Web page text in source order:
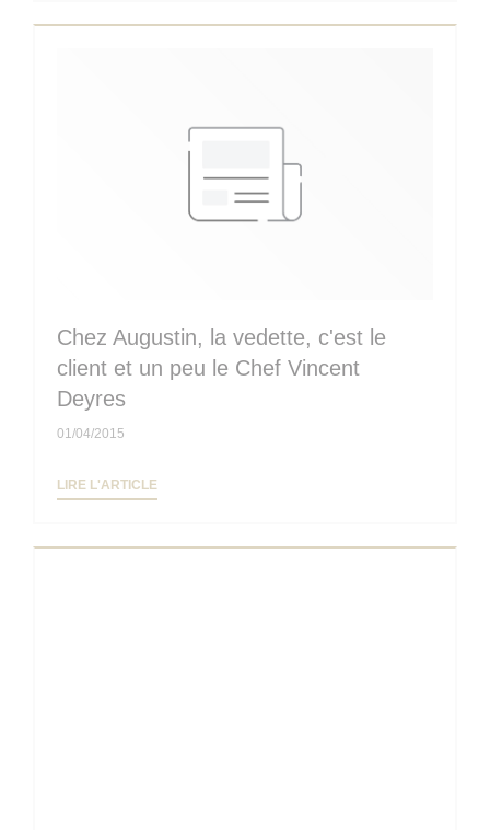
Chez Augustin, la vedette, c'est le
client et un peu le Chef Vincent
Deyres
01/04/2015
LIRE L'ARTICLE